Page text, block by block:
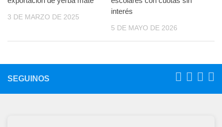
3 DE MARZO DE 2025
interés
5 DE MAYO DE 2026
SEGUINOS